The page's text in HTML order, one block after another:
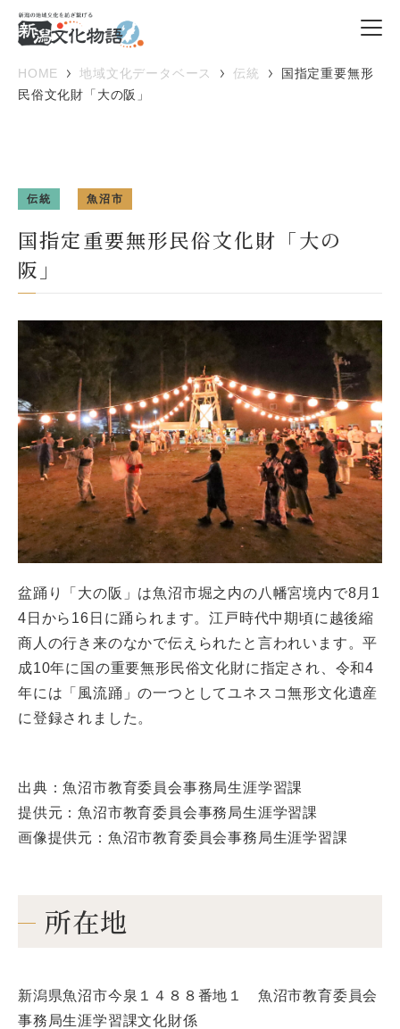
HOME 地域文化データベース 伝統
国指定重要無形
民俗文化財「大の阪」
伝統 魚沼市
国指定重要無形民俗文化財「大の
阪」
盆踊り「大の阪」は魚沼市堀之内の八幡宮境内で8月1
4日から16日に踊られます。江戸時代中期頃に越後縮
商人の行き来のなかで伝えられたと言われいます。平
成10年に国の重要無形民俗文化財に指定され、令和4
年には「風流踊」の一つとしてユネスコ無形文化遺産
に登録されました。
出典：魚沼市教育委員会事務局生涯学習課
提供元：魚沼市教育委員会事務局生涯学習課
画像提供元：魚沼市教育委員会事務局生涯学習課
所在地
新潟県魚沼市今泉１４８８番地１ 魚沼市教育委員会
事務局生涯学習課文化財係